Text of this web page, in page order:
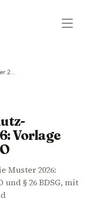
Vorlage
Muster 2026:
§ 26 BDSG, mit